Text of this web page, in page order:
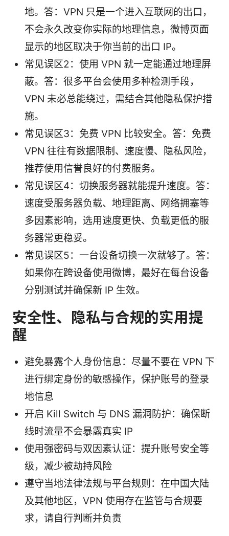
地。答：VPN 只是一个进入互联网的出口，
不会永久改变你实际的地理信息，微博页面
显示的地区取决于你当前的出口 IP。
常见误区2：使用 VPN 就一定能通过地理屏
蔽。答：很多平台会使用多种检测手段，
VPN 未必总能绕过，需结合其他隐私保护措
施。
常见误区3：免费 VPN 比较安全。答：免费
VPN 往往有数据限制、速度慢、隐私风险，
推荐使用信誉良好的付费服务。
常见误区4：切换服务器就能提升速度。答：
速度受服务器负载、地理距离、网络拥塞等
多因素影响，选用速度更快、负载更低的服
务器常更稳妥。
常见误区5：一台设备切换一次就够了。答：
如果你在跨设备使用微博，最好在每台设备
分别测试并确保新 IP 生效。
安全性、隐私与合规的实用提
醒
避免暴露个人身份信息：尽量不要在 VPN 下
进行绑定身份的敏感操作，保护账号的登录
地信息
开启 Kill Switch 与 DNS 漏洞防护：确保断
线时流量不会暴露真实 IP
使用强密码与双因素认证：提升账号安全等
级，减少被劫持风险
遵守当地法律法规与平台规则：在中国大陆
及其他地区，VPN 使用存在监管与合规要
求，请自行判断并负责